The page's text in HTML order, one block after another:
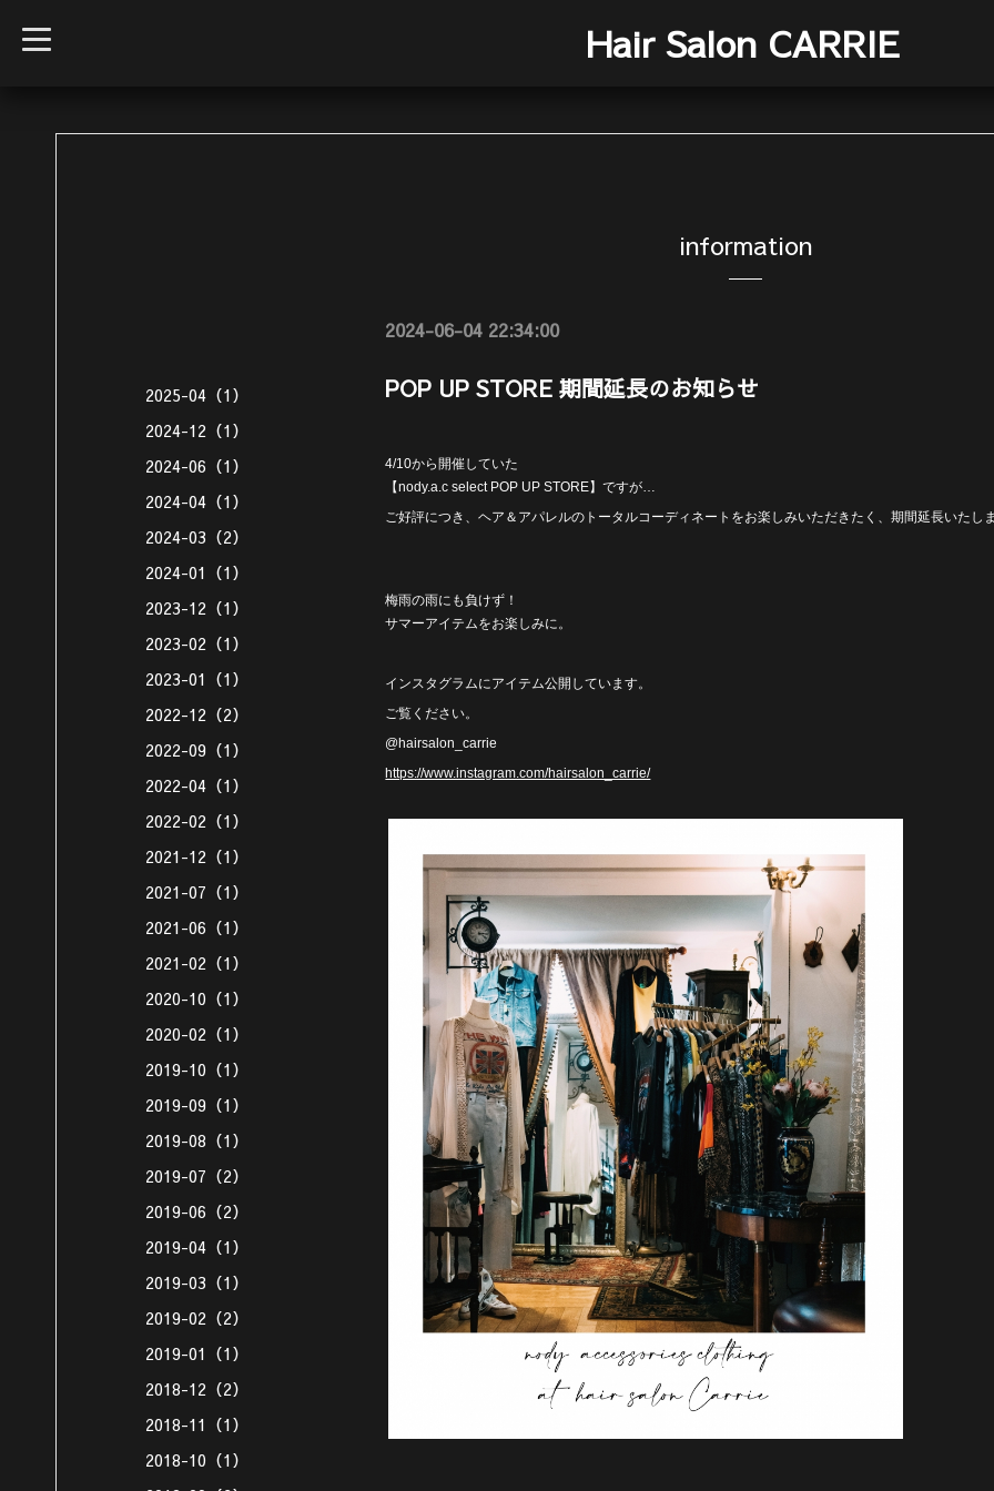
Hair Salon CARRIE
t
o
information
2024-06-04 22:34:00
POP UP STORE 期間延長のお知らせ
4/10から開催していた
【nody.a.c select POP UP STORE】ですが…
ご好評につき、ヘア＆アパレルのトータルコーディネートをお楽しみいただきたく、期間延長いたし
梅雨の雨にも負けず！
サマーアイテムをお楽しみに。
インスタグラムにアイテム公開しています。
ご覧ください。
@hairsalon_carrie
https://www.instagram.com/hairsalon_carrie/
2025-04（1）
2024-12（1）
2024-06（1）
2024-04（1）
2024-03（2）
2024-01（1）
2023-12（1）
2023-02（1）
2023-01（1）
2022-12（2）
2022-09（1）
2022-04（1）
2022-02（1）
2021-12（1）
2021-07（1）
2021-06（1）
2021-02（1）
2020-10（1）
2020-02（1）
2019-10（1）
2019-09（1）
2019-08（1）
2019-07（2）
2019-06（2）
2019-04（1）
2019-03（1）
2019-02（2）
2019-01（1）
2018-12（2）
2018-11（1）
2018-10（1）